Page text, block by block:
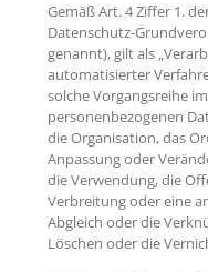
Gemäß Art. 4 Ziffer 1.
Datenschutz-
genannt), gilt als
automatisierter
solche Vorgangsreihe
personenbezogenen
die Organisation, das
Anpassung oder
die Verwendung, die
Verbreitung oder eine
Abgleich oder die
Löschen oder die